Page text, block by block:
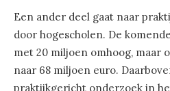
Een ander deel gaat naar
door hogescholen. De
met 20 miljoen omhoog, maar
naar 68 miljoen euro.
praktijkgericht onderzoek in